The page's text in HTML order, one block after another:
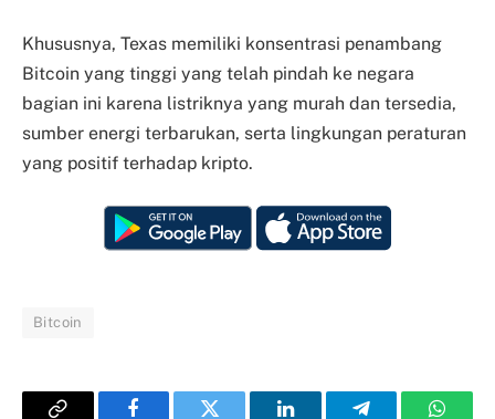
Khususnya, Texas memiliki konsentrasi penambang
Bitcoin yang tinggi yang telah pindah ke negara
bagian ini karena listriknya yang murah dan tersedia,
sumber energi terbarukan, serta lingkungan peraturan
yang positif terhadap kripto.
Bitcoin